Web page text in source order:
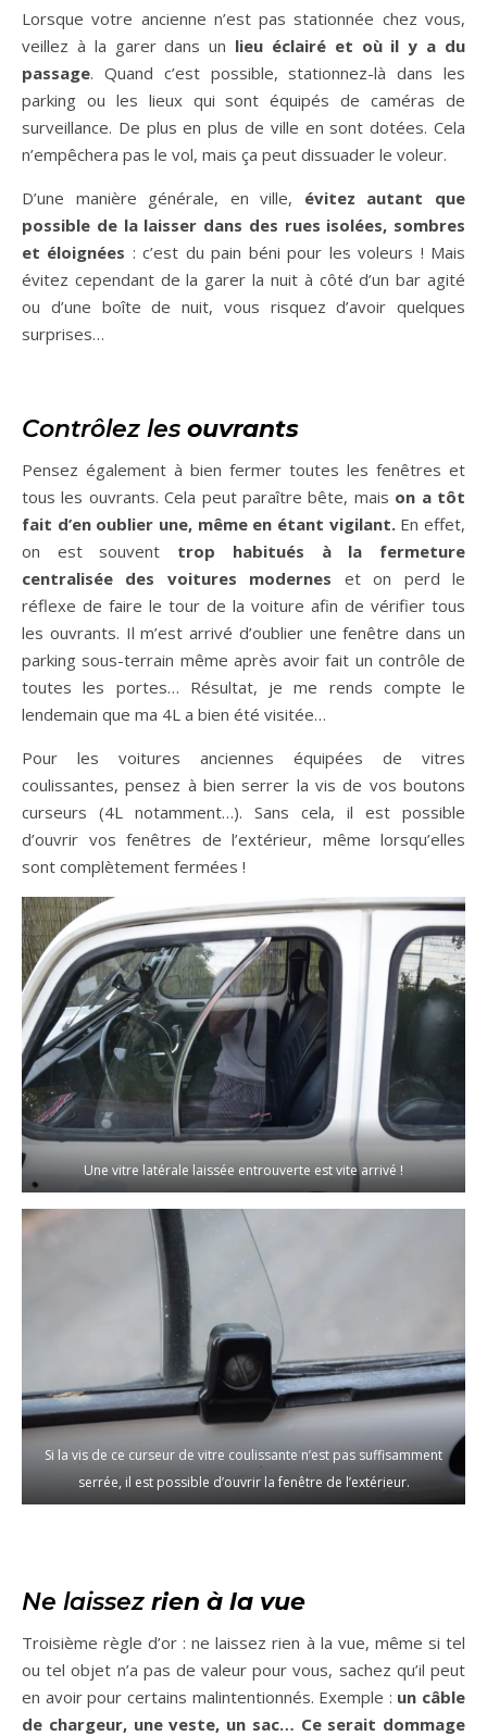
Lorsque votre ancienne n’est pas stationnée chez vous,
veillez à la garer dans un lieu éclairé et où il y a du
passage. Quand c’est possible, stationnez-là dans les
parking ou les lieux qui sont équipés de caméras de
surveillance. De plus en plus de ville en sont dotées. Cela
n’empêchera pas le vol, mais ça peut dissuader le voleur.
D’une manière générale, en ville, évitez autant que
possible de la laisser dans des rues isolées, sombres
et éloignées : c’est du pain béni pour les voleurs ! Mais
évitez cependant de la garer la nuit à côté d’un bar agité
ou d’une boîte de nuit, vous risquez d’avoir quelques
surprises…
Contrôlez les ouvrants
Pensez également à bien fermer toutes les fenêtres et
tous les ouvrants. Cela peut paraître bête, mais on a tôt
fait d’en oublier une, même en étant vigilant.En effet,
on est souvent trop habitués à la fermeture
centralisée des voitures modernes et on perd le
réflexe de faire le tour de la voiture afin de vérifier tous
les ouvrants. Il m’est arrivé d’oublier une fenêtre dans un
parking sous-terrain même après avoir fait un contrôle de
toutes les portes… Résultat, je me rends compte le
lendemain que ma 4L a bien été visitée…
Pour les voitures anciennes équipées de vitres
coulissantes, pensez à bien serrer la vis de vos boutons
curseurs (4L notamment…). Sans cela, il est possible
d’ouvrir vos fenêtres de l’extérieur, même lorsqu’elles
sont complètement fermées !
Une vitre latérale laissée entrouverte est vite arrivé !
Si la vis de ce curseur de vitre coulissante n’est pas suffisamment
serrée, il est possible d’ouvrir la fenêtre de l’extérieur.
Ne laissez rien à la vue
Troisième règle d’or : ne laissez rien à la vue, même si tel
ou tel objet n’a pas de valeur pour vous, sachez qu’il peut
en avoir pour certains malintentionnés. Exemple : un câble
de chargeur, une veste, un sac… Ce serait dommage